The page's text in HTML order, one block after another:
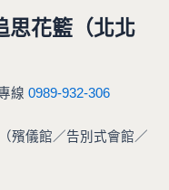
思花籃（北北
線 0989-932-306
殯儀館／告別式會館／